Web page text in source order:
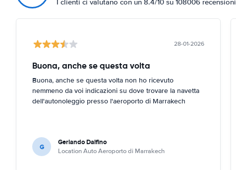
I clienti ci valutano con un 8.4/10 su 108006 recensioni
28-01-2026
Buona, anche se questa volta
Buona, anche se questa volta non ho ricevuto
nemmeno da voi indicazioni su dove trovare la navetta
dell'autonoleggio presso l'aeroporto di Marrakech
G Gerlando Dalfino
Location Auto Aeroporto di Marrakech